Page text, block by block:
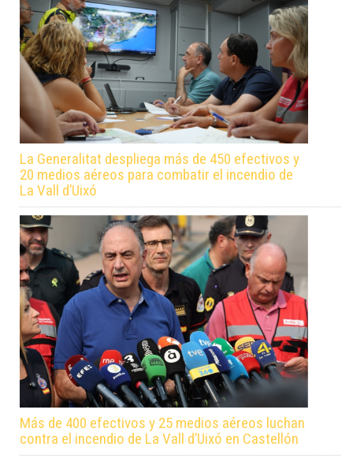
La Generalitat despliega más de 450 efectivos y
20 medios aéreos para combatir el incendio de
La Vall d’Uixó
Más de 400 efectivos y 25 medios aéreos luchan
contra el incendio de La Vall d’Uixó en Castellón